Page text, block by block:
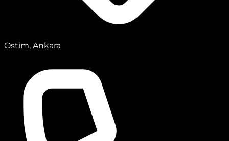
Ostim, Ankara